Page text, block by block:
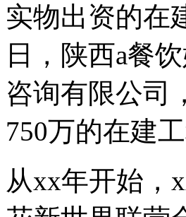
实物出资的在
日，陕西a餐
咨询有限公司
750万的在建
从xx年开始，